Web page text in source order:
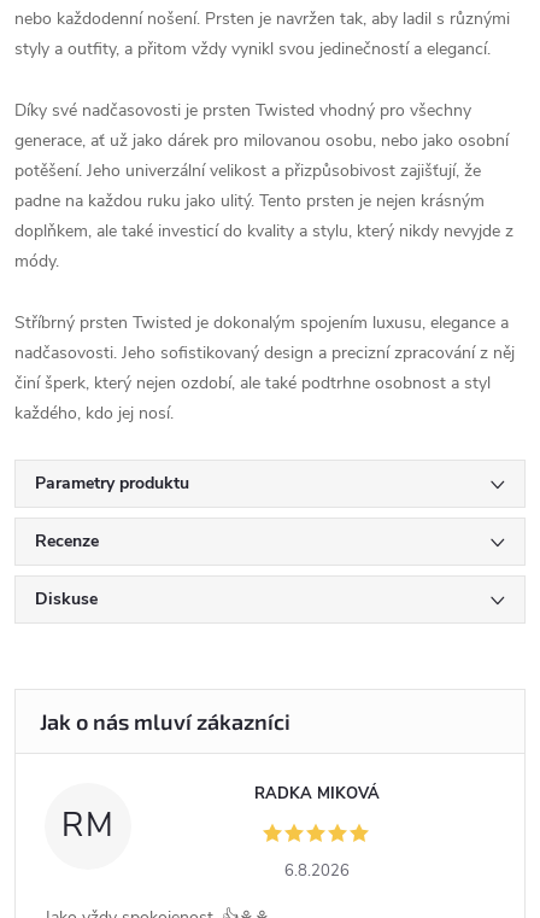
nebo každodenní nošení. Prsten je navržen tak, aby ladil s různými
styly a outfity, a přitom vždy vynikl svou jedinečností a elegancí.
Díky své nadčasovosti je prsten Twisted vhodný pro všechny
generace, ať už jako dárek pro milovanou osobu, nebo jako osobní
potěšení. Jeho univerzální velikost a přizpůsobivost zajišťují, že
padne na každou ruku jako ulitý. Tento prsten je nejen krásným
doplňkem, ale také investicí do kvality a stylu, který nikdy nevyjde z
módy.
Stříbrný prsten Twisted je dokonalým spojením luxusu, elegance a
nadčasovosti. Jeho sofistikovaný design a precizní zpracování z něj
činí šperk, který nejen ozdobí, ale také podtrhne osobnost a styl
každého, kdo jej nosí.
Parametry produktu
Recenze
Diskuse
RM
RADKA MIKOVÁ
6.8.2026